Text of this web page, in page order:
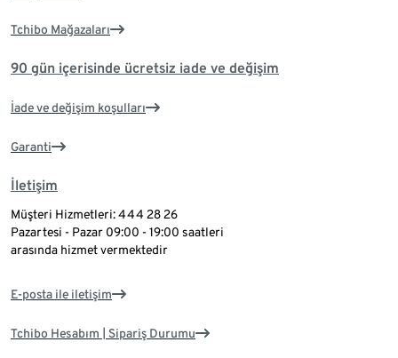
Tchibo Mağazaları
90 gün içerisinde ücretsiz iade ve değişim
İade ve değişim koşulları
Garanti
İletişim
Müşteri Hizmetleri: 444 28 26
Pazartesi - Pazar 09:00 - 19:00 saatleri
arasında hizmet vermektedir
E-posta ile iletişim
Tchibo Hesabım | Sipariş Durumu